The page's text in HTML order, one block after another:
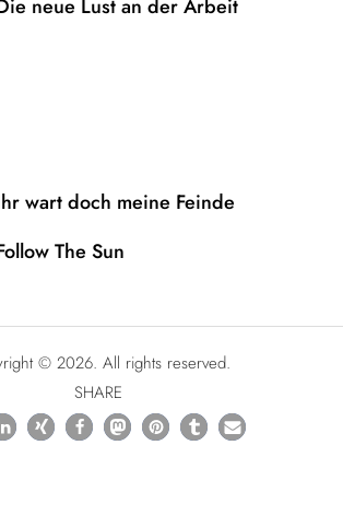
neue Lust an der Arbeit
wart doch meine Feinde
The Sun
© 2026. All rights reserved.
SHARE